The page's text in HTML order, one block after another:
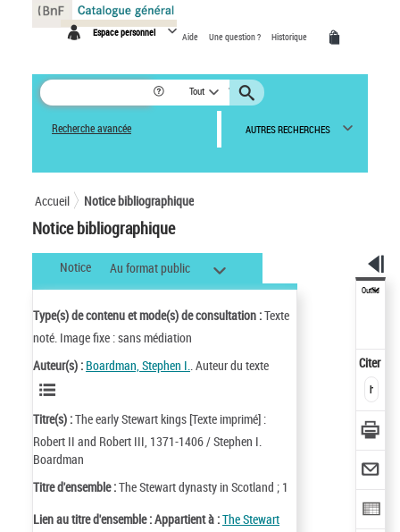
Espace personnel Aide Une question ? Historique
Tout
Recherche avancée AUTRES RECHERCHES
Accueil Notice bibliographique
Notice bibliographique
Notice Au format public
Type(s) de contenu et mode(s) de consultation :Texte
noté. Image fixe : sans médiation
Auteur(s) : Boardman, Stephen I.. Auteur du texte
Titre(s) :The early Stewart kings [Texte imprimé] :
Robert II and Robert III, 1371-1406 / Stephen I.
Boardman
Titre d'ensemble :The Stewart dynasty in Scotland ; 1
Lien au titre d'ensemble :Appartient à :The Stewart
Outils
Citer
Panneau de gestion des cookies